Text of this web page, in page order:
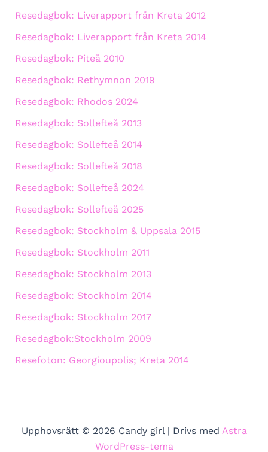
Resedagbok: Liverapport från Kreta 2012
Resedagbok: Liverapport från Kreta 2014
Resedagbok: Piteå 2010
Resedagbok: Rethymnon 2019
Resedagbok: Rhodos 2024
Resedagbok: Sollefteå 2013
Resedagbok: Sollefteå 2014
Resedagbok: Sollefteå 2018
Resedagbok: Sollefteå 2024
Resedagbok: Sollefteå 2025
Resedagbok: Stockholm & Uppsala 2015
Resedagbok: Stockholm 2011
Resedagbok: Stockholm 2013
Resedagbok: Stockholm 2014
Resedagbok: Stockholm 2017
Resedagbok:Stockholm 2009
Resefoton: Georgioupolis; Kreta 2014
Upphovsrätt © 2026 Candy girl | Drivs med Astra
WordPress-tema